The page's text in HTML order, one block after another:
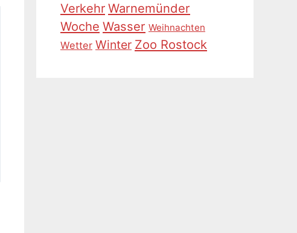
Verkehr Warnemünder
Woche Wasser Weihnachten
Wetter Winter Zoo Rostock